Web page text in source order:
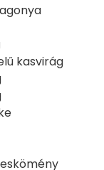
kasvirág